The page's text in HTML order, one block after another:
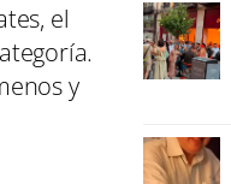
el
y